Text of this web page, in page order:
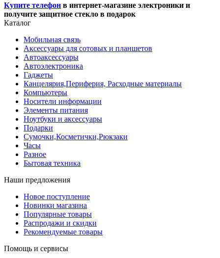
Купите телефон в интернет-магазине электроники и
получите защитное стекло в подарок
Каталог
Мобильная связь
Аксессуары для сотовых и планшетов
Автоаксессуары
Автоэлектроника
Гаджеты
Канцелярия,Периферия, Расходные материалы
Компьютеры
Носители информации
Элементы питания
Ноутбуки и аксессуары
Подарки
Сумочки,Косметички,Рюкзаки
Часы
Разное
Бытовая техника
Наши предложения
Новое поступление
Новинки магазина
Популярные товары
Распродажи и скидки
Рекомендуемые товары
Помощь и сервисы